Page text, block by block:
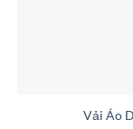
Vải Áo